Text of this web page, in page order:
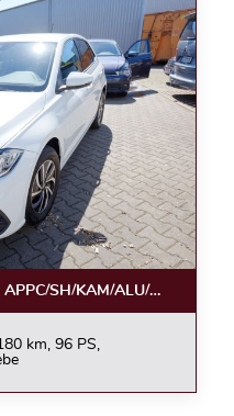
SH/KAM/ALU/LED
km, 96 PS,